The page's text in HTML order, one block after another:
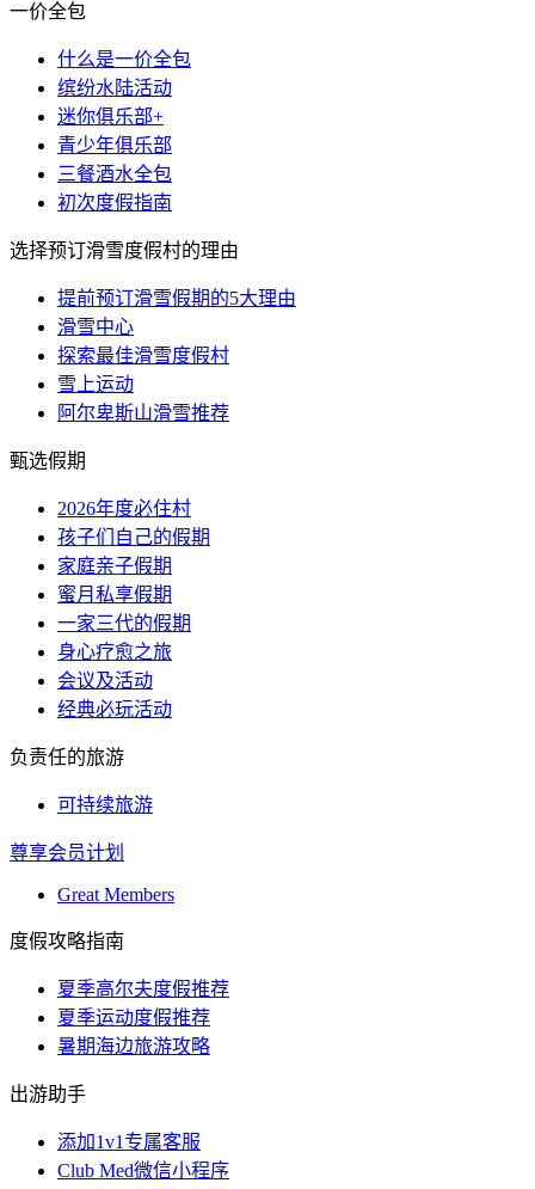
一价全包
什么是一价全包
缤纷水陆活动
迷你俱乐部+
青少年俱乐部
三餐酒水全包
初次度假指南
选择预订滑雪度假村的理由
提前预订滑雪假期的5大理由
滑雪中心
探索最佳滑雪度假村
雪上运动
阿尔卑斯山滑雪推荐
甄选假期
2026年度必住村
孩子们自己的假期
家庭亲子假期
蜜月私享假期
一家三代的假期
身心疗愈之旅
会议及活动
经典必玩活动
负责任的旅游
可持续旅游
尊享会员计划
Great Members
度假攻略指南
夏季高尔夫度假推荐
夏季运动度假推荐
暑期海边旅游攻略
出游助手
添加1v1专属客服
Club Med微信小程序